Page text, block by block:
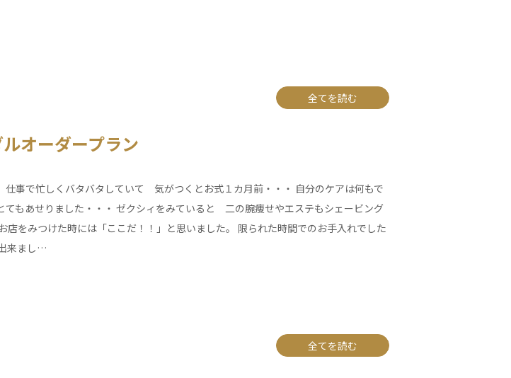
全てを読む
オーダープラン
仕事で忙しくバタバタしていて 気がつくとお式１カ月前・・・ 自分のケアは何もで
てもあせりました・・・ ゼクシィをみていると 二の腕痩せやエステもシェービング
店をみつけた時には「ここだ！！」と思いました。 限られた時間でのお手入れでした
来まし…
全てを読む